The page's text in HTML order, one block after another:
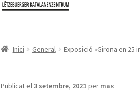
a
al
Inici General Exposició «Girona en 25
Publicat el 3 setembre, 2021 per max